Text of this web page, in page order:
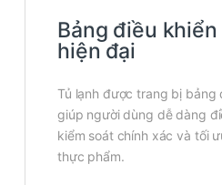
Bảng điều
hiện đại
Tủ lạnh được trang bị bảng
giúp người dùng dễ dàng
kiểm soát chính xác và tối
thực phẩm.